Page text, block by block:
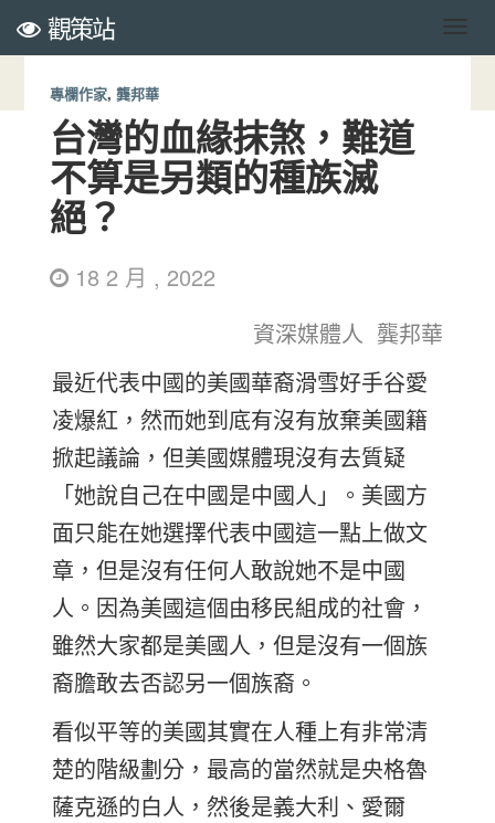
觀策站
專欄作家, 龔邦華
台灣的血緣抹煞，難道
不算是另類的種族滅
絕？
18 2 月 , 2022
資深媒體人 龔邦華
最近代表中國的美國華裔滑雪好手谷愛
凌爆紅，然而她到底有沒有放棄美國籍
掀起議論，但美國媒體現沒有去質疑
「她說自己在中國是中國人」。美國方
面只能在她選擇代表中國這一點上做文
章，但是沒有任何人敢說她不是中國
人。因為美國這個由移民組成的社會，
雖然大家都是美國人，但是沒有一個族
裔膽敢去否認另一個族裔。
看似平等的美國其實在人種上有非常清
楚的階級劃分，最高的當然就是央格魯
薩克遜的白人，然後是義大利、愛爾